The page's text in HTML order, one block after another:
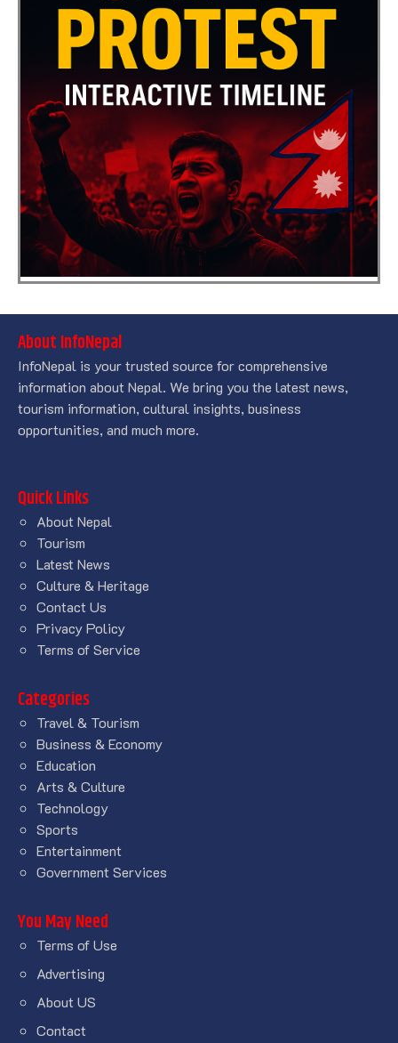
About InfoNepal
InfoNepal is your trusted source for comprehensive
information about Nepal. We bring you the latest news,
tourism information, cultural insights, business
opportunities, and much more.
Quick Links
About Nepal
Tourism
Latest News
Culture & Heritage
Contact Us
Privacy Policy
Terms of Service
Categories
Travel & Tourism
Business & Economy
Education
Arts & Culture
Technology
Sports
Entertainment
Government Services
You May Need
Terms of Use
Advertising
About US
Contact